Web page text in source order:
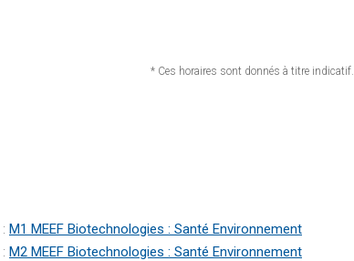
* Ces horaires sont donnés à titre indicatif.
: M1 MEEF Biotechnologies : Santé Environnement
: M2 MEEF Biotechnologies : Santé Environnement